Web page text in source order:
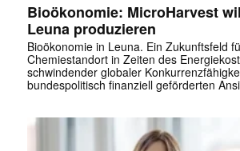
Bioökonomie: MicroHarvest
Leuna produzieren
Bioökonomie in Leuna. Ein Zukunftsfeld
Chemiestandort in Zeiten des
schwindender globaler
bundespolitisch finanziell geförderten